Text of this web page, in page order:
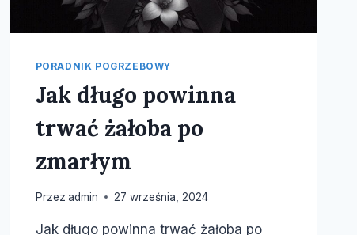
PORADNIK POGRZEBOWY
Jak długo powinna
trwać żałoba po
zmarłym
Przez admin 27 września, 2024
Jak długo powinna trwać żałoba po